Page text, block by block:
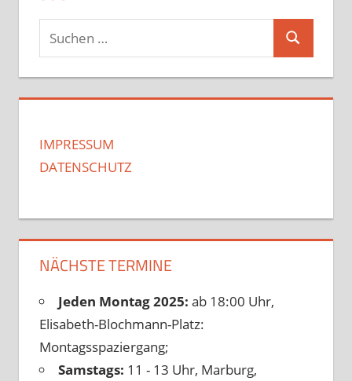
Suchen
nach:
Suchen
IMPRESSUM
DATENSCHUTZ
NÄCHSTE TERMINE
Jeden Montag 2025: ab 18:00 Uhr,
Elisabeth-Blochmann-Platz:
Montagsspaziergang;
Samstags: 11 - 13 Uhr, Marburg,